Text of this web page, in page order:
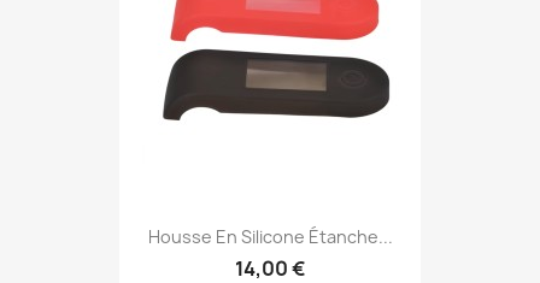
Housse En Silicone Étanche...
14,00 €